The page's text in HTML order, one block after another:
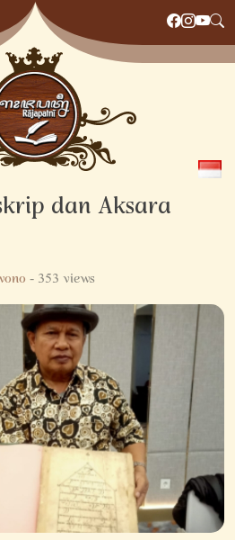
dan Aksara
- 353 views